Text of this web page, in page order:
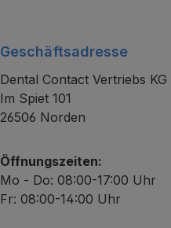
Geschäftsadresse
Dental Contact Vertriebs KG
Im Spiet 101
26506 Norden
Öffnungszeiten:
Mo - Do: 08:00-17:00 Uhr
Fr: 08:00-14:00 Uhr